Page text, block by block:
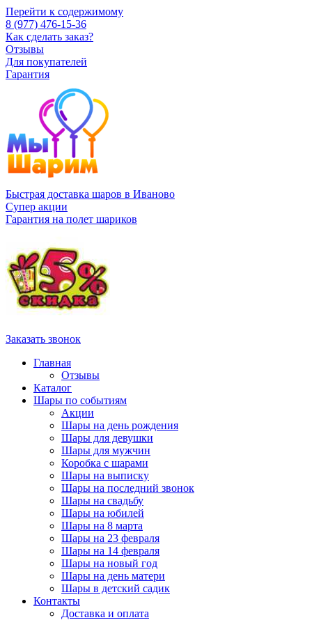
Перейти к содержимому
8 (977) 476-15-36
Как сделать заказ?
Отзывы
Для покупателей
Гарантия
Быстрая доставка шаров в Иваново
Супер акции
Гарантия на полет шариков
Заказать звонок
Главная
Отзывы
Каталог
Шары по событиям
Акции
Шары на день рождения
Шары для девушки
Шары для мужчин
Коробка с шарами
Шары на выписку
Шары на последний звонок
Шары на свадьбу
Шары на юбилей
Шары на 8 марта
Шары на 23 февраля
Шары на 14 февраля
Шары на новый год
Шары на день матери
Шары в детский садик
Контакты
Доставка и оплата